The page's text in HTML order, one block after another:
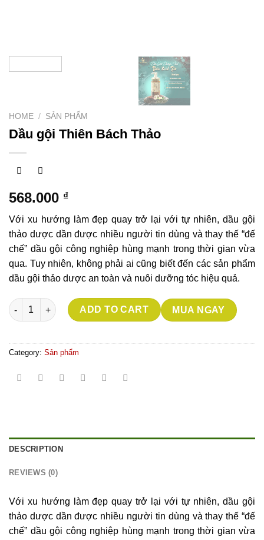
HOME / SẢN PHẨM
Dầu gội Thiên Bách Thảo
568.000 ₫
Với xu hướng làm đẹp quay trở lại với tự nhiên, dầu gội
thảo dược dần được nhiều người tin dùng và thay thế “đế
chế” dầu gội công nghiệp hùng mạnh trong thời gian vừa
qua. Tuy nhiên, không phải ai cũng biết đến các sản phẩm
dầu gội thảo dược an toàn và nuôi dưỡng tóc hiệu quả.
Dầu gội Thiên Bách Thảo quantity
ADD TO CART MUA NGAY
Category: Sản phẩm
DESCRIPTION
REVIEWS (0)
Với xu hướng làm đẹp quay trở lại với tự nhiên, dầu gội
thảo dược dần được nhiều người tin dùng và thay thế “đế
chế” dầu gội công nghiệp hùng mạnh trong thời gian vừa